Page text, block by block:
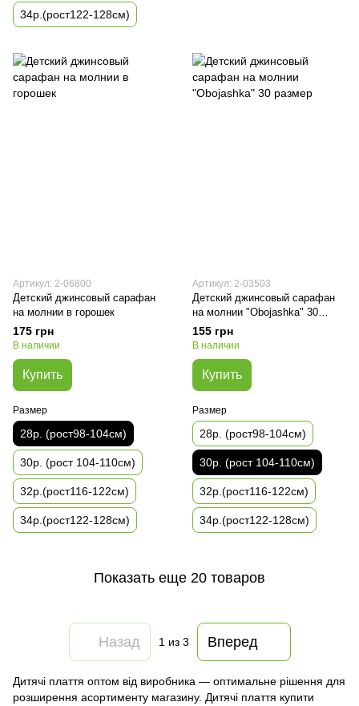
Дитячі плаття оптом від виробника — оптимальне рішення для
розширення асортименту магазину. Дитячі плаття купити
34р.(рост122-128см)
Артикул: 2-06800
Детский джинсовый сарафан
на молнии в горошек
175 грн
В наличии
Купить
Размер
28р. (рост98-104см)
30р. (рост 104-110см)
32р.(рост116-122см)
34р.(рост122-128см)
Артикул: 2-03503
Детский джинсовый сарафан
на молнии "Obojashka" 30
размер
155 грн
В наличии
Купить
Размер
28р. (рост98-104см)
30р. (рост 104-110см)
32р.(рост116-122см)
34р.(рост122-128см)
Показать еще 20 товаров
Назад 1из 3 Вперед